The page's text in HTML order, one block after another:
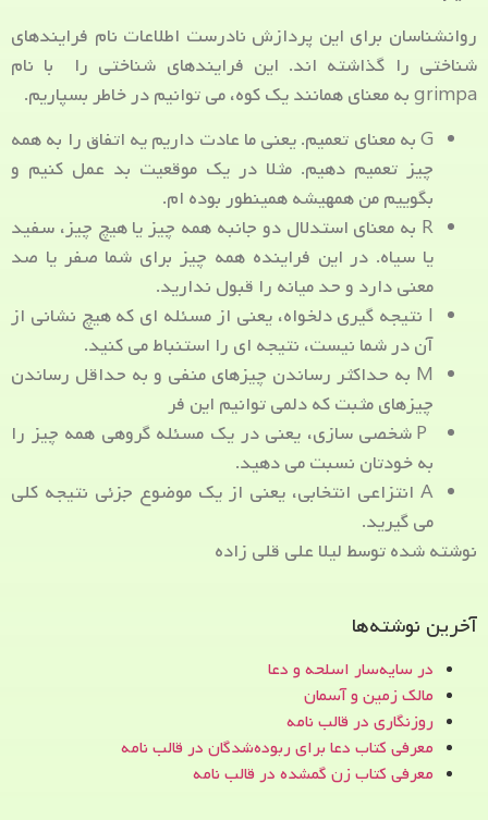
روانشناسان برای این پردازش نادرست اطلاعات نام فرایندهای
شناختی را گذاشته اند. این فرایندهای شناختی را با نام
grimpa به معنای همانند یک کوه، می توانیم در خاطر بسپاریم.
G به معنای تعمیم. یعنی ما عادت داریم یه اتفاق را به همه
چیز تعمیم دهیم. مثلا در یک موقعیت بد عمل کنیم و
بگوییم من همهیشه همینطور بوده ام.
R به معنای استدلال دو جانبه همه چیز یا هیچ چیز، سفید
یا سیاه. در این فراینده همه چیز برای شما صفر یا صد
معنی دارد و حد میانه را قبول ندارید.
I نتیجه گیری دلخواه، یعنی از مسئله ای که هیچ نشانی از
آن در شما نیست، نتیجه ای را استنباط می کنید.
M به حداکثر رساندن چیزهای منفی و به حداقل رساندن
چیزهای مثبت که دلمی توانیم این فر
P شخصی سازی، یعنی در یک مسئله گروهی همه چیز را
به خودتان نسبت می دهید.
A انتزاعی انتخابی، یعنی از یک موضوع جزئی نتیجه کلی
می گیرید.
نوشته شده توسط لیلا علی قلی زاده
آخرین نوشته‌ها
در سایه‌سار اسلحه و دعا
مالک زمین و آسمان
روزنگاری در قالب نامه
معرفی کتاب دعا برای ربوده‌شدگان در قالب نامه
معرفی کتاب زن‌ گمشده در قالب نامه